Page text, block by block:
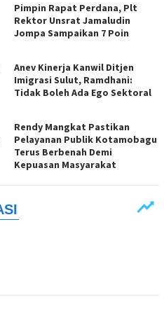
Pimpin Rapat Perdana, Plt
Rektor Unsrat Jamaludin
Jompa Sampaikan 7 Poin
Anev Kinerja Kanwil Ditjen
Imigrasi Sulut, Ramdhani:
Tidak Boleh Ada Ego Sektoral
Rendy Mangkat Pastikan
Pelayanan Publik Kotamobagu
Terus Berbenah Demi
Kepuasan Masyarakat